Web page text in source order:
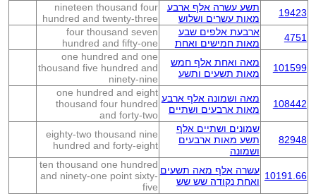
19423
תשע עשרה אלף ארבע
מאות עשרים ושלוש
nineteen thousand four
hundred and twenty-three
4751
ארבעת אלפים שבע
מאות חמישים ואחת
four thousand seven
hundred and fifty-one
101599
מאה ואחת אלף חמש
מאות תשעים ותשע
one hundred and one
thousand five hundred and
ninety-nine
108442
מאה ושמונה אלף ארבע
מאות ארבעים ושתיים
one hundred and eight
thousand four hundred
and forty-two
82948
שמונים ושתיים אלף
תשע מאות ארבעים
ושמונה
eighty-two thousand nine
hundred and forty-eight
10191.66 עשרה אלף מאה תשעים
ואחת נקודה שש שש
ten thousand one hundred
and ninety-one point sixty-
five